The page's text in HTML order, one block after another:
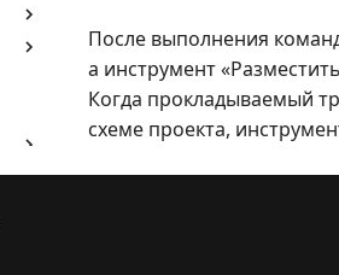
После выполнения
а инструмент
Когда прокладываемый
схеме проекта,